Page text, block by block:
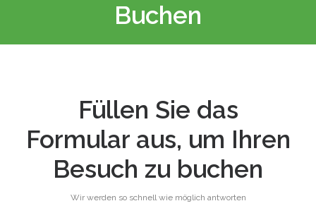
Buchen
Füllen Sie das
Formular aus, um Ihren
Besuch zu buchen
Wir werden so schnell wie möglich antworten